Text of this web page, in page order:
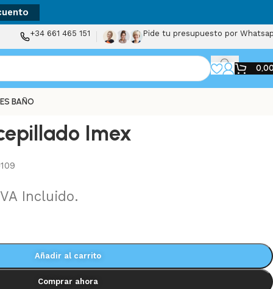
+34 661 465 151 Pide tu presupuesto por
BAÑO
Imex
Incluido.
Añadir al carrito
Comprar ahora